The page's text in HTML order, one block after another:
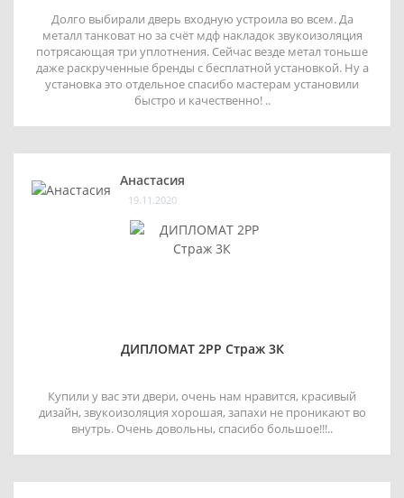
Долго выбирали дверь входную устроила во всем. Да
металл танковат но за счёт мдф накладок звукоизоляция
потрясающая три уплотнения. Сейчас везде метал тоньше
даже раскрученные бренды с бесплатной установкой. Ну а
установка это отдельное спасибо мастерам установили
быстро и качественно! ..
Анастасия
19.11.2020
ДИПЛОМАТ 2РР Страж 3К
Купили у вас эти двери, очень нам нравится, красивый
дизайн, звукоизоляция хорошая, запахи не проникают во
внутрь. Очень довольны, спасибо большое!!!..